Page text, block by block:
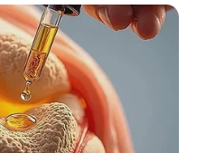
Knee Braces - Do